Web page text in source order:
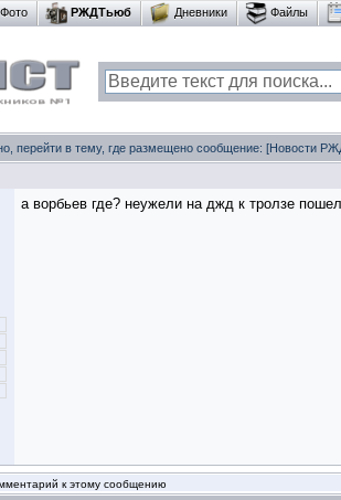
Фото РЖДТьюб Дневники Файлы
перейти в тему, где размещено сообщение: [Новости
а ворбьев где? неужели на джд к тролзе
к этому сообщению